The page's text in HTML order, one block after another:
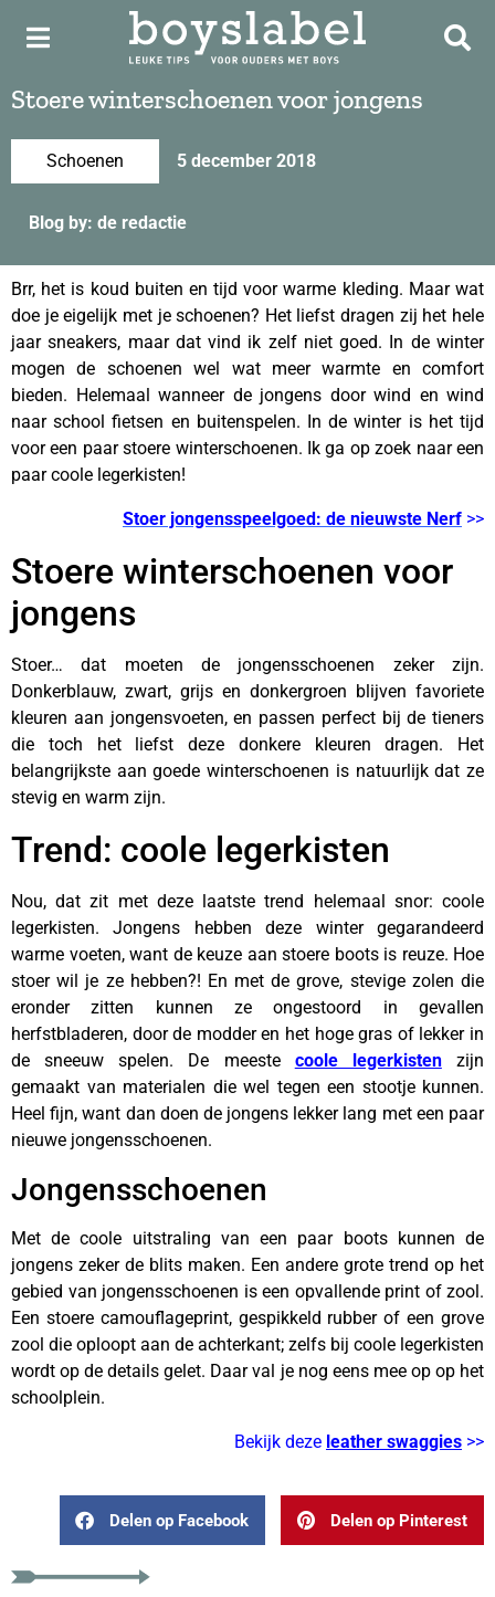
Stoere winterschoenen voor jongens
Schoenen 5 december 2018
Blog by: de redactie
Brr, het is koud buiten en tijd voor warme kleding. Maar wat
doe je eigelijk met je schoenen? Het liefst dragen zij het hele
jaar sneakers, maar dat vind ik zelf niet goed. In de winter
mogen de schoenen wel wat meer warmte en comfort
bieden. Helemaal wanneer de jongens door wind en wind
naar school fietsen en buitenspelen. In de winter is het tijd
voor een paar stoere winterschoenen. Ik ga op zoek naar een
paar coole legerkisten!
Stoer jongensspeelgoed: de nieuwste Nerf >>
Stoere winterschoenen voor
jongens
Stoer… dat moeten de jongensschoenen zeker zijn.
Donkerblauw, zwart, grijs en donkergroen blijven favoriete
kleuren aan jongensvoeten, en passen perfect bij de tieners
die toch het liefst deze donkere kleuren dragen. Het
belangrijkste aan goede winterschoenen is natuurlijk dat ze
stevig en warm zijn.
Trend: coole legerkisten
Nou, dat zit met deze laatste trend helemaal snor: coole
legerkisten. Jongens hebben deze winter gegarandeerd
warme voeten, want de keuze aan stoere boots is reuze. Hoe
stoer wil je ze hebben?! En met de grove, stevige zolen die
eronder zitten kunnen ze ongestoord in gevallen
herfstbladeren, door de modder en het hoge gras of lekker in
de sneeuw spelen. De meeste coole legerkistenzijn
gemaakt van materialen die wel tegen een stootje kunnen.
Heel fijn, want dan doen de jongens lekker lang met een paar
nieuwe jongensschoenen.
Jongensschoenen
Met de coole uitstraling van een paar boots kunnen de
jongens zeker de blits maken. Een andere grote trend op het
gebied van jongensschoenen is een opvallende print of zool.
Een stoere camouflageprint, gespikkeld rubber of een grove
zool die oploopt aan de achterkant; zelfs bij coole legerkisten
wordt op de details gelet. Daar val je nog eens mee op op het
schoolplein.
Bekijk deze leather swaggies >>
Delen op Facebook Delen op Pinterest